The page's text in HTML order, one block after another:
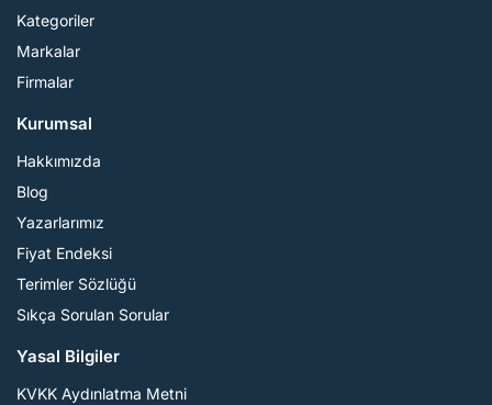
Kategoriler
Markalar
Firmalar
Kurumsal
Hakkımızda
Blog
Yazarlarımız
Fiyat Endeksi
Terimler Sözlüğü
Sıkça Sorulan Sorular
Yasal Bilgiler
KVKK Aydınlatma Metni